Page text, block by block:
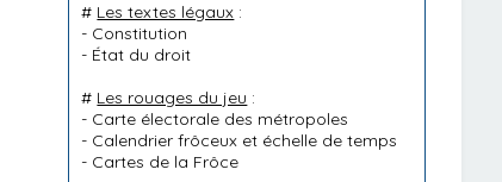
# Les textes légaux :
- Constitution
- État du droit
# Les rouages du jeu :
- Carte électorale des métropoles
- Calendrier frôceux et échelle de temps
- Cartes de la Frôce